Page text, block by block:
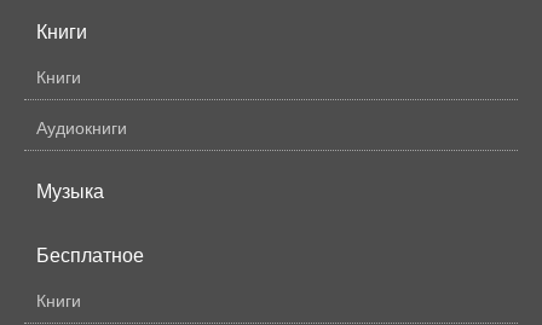
Книги
Книги
Аудиокниги
Музыка
Бесплатное
Книги